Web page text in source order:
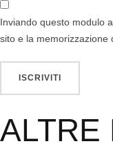
Inviando questo modulo
sito e la memorizzazione
ALTRE